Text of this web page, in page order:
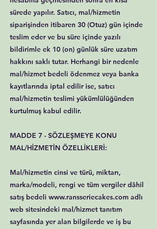
sürede yapılır. Satıcı, mal/hizmetin
siparişinden itibaren 30 (Otuz) gün içinde
teslim eder ve bu süre içinde yazılı
bildirimle ek 10 (on) günlük süre uzatım
hakkını saklı tutar. Herhangi bir nedenle
mal/hizmet bedeli ödenmez veya banka
kayıtlarında iptal edilir ise, satıcı
mal/hizmetin teslimi yükümlülüğünden
kurtulmuş kabul edilir.
MADDE 7 - SÖZLEŞMEYE KONU
MAL/HİZMETİN ÖZELLİKLERİ:
Mal/hizmetin cinsi ve türü, miktarı,
marka/modeli, rengi ve tüm vergiler dâhil
satış bedeli www.ransseriecakes.com adlı
web sitesindeki mal/hizmet tanıtım
sayfasında yer alan bilgilerde ve iş bu